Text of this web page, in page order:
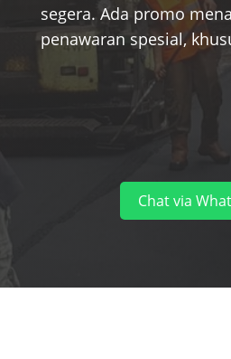
segera. Ada promo
penawaran spesial,
Chat via